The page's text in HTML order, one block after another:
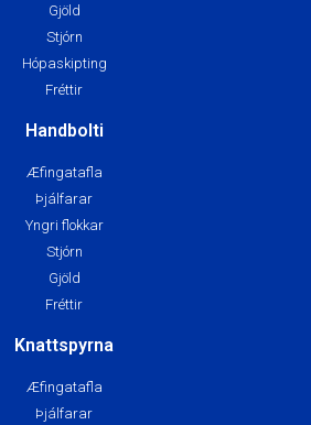
Gjöld
Stjórn
Hópaskipting
Fréttir
Handbolti
Æfingatafla
Þjálfarar
Yngri flokkar
Stjórn
Gjöld
Fréttir
Knattspyrna
Æfingatafla
Þjálfarar